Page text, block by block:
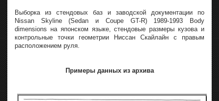
Выборка из стендовых баз и заводской документации по
Nissan Skyline (Sedan и Coupe GT-R) 1989-1993 Body
dimensions на японском языке, стендовые размеры кузова и
контрольные точки геометрии Ниссан Скайлайн с правым
расположением руля.
Примеры данных из архива